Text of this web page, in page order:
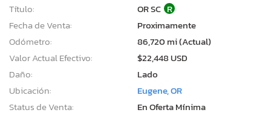
Título:
OR SC R
Fecha de Venta:
Proximamente
Odómetro:
86,720 mi (Actual)
Valor Actual Efectivo:
$22,448 USD
Daño:
Lado
Ubicación:
Eugene, OR
Status de Venta:
En Oferta Mínima